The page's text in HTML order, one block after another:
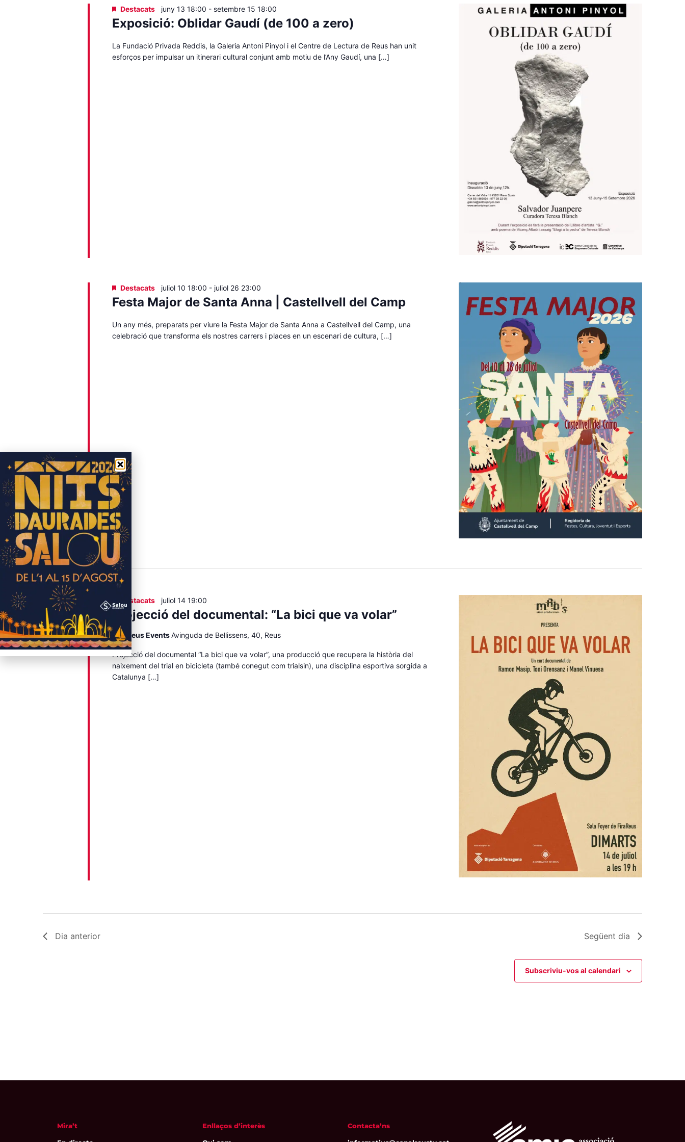
Exposició: Oblidar Gaudí (de 100 a zero)
Destacats juny 13 18:00 - setembre 15 18:00
La Fundació Privada Reddis, la Galeria Antoni Pinyol i el Centre de Lectura de Reus han unit
esforços per impulsar un itinerari cultural conjunt amb motiu de l’Any Gaudí, una […]
Festa Major de Santa Anna | Castellvell del Camp
Destacats juliol 10 18:00 - juliol 26 23:00
Un any més, preparats per viure la Festa Major de Santa Anna a Castellvell del Camp, una
celebració que transforma els nostres carrers i places en un escenari de cultura, […]
19:00
Projecció del documental: “La bici que va volar”
Destacats juliol 14 19:00
Fira Reus EventsAvinguda de Bellissens, 40, Reus
Projecció del documental “La bici que va volar”, una producció que recupera la història del
naixement del trial en bicicleta (també conegut com trialsin), una disciplina esportiva sorgida a
Catalunya […]
Dia anterior Següent dia
Subscriviu-vos al calendari
Mira’t Enllaços d’interès Contacta’ns